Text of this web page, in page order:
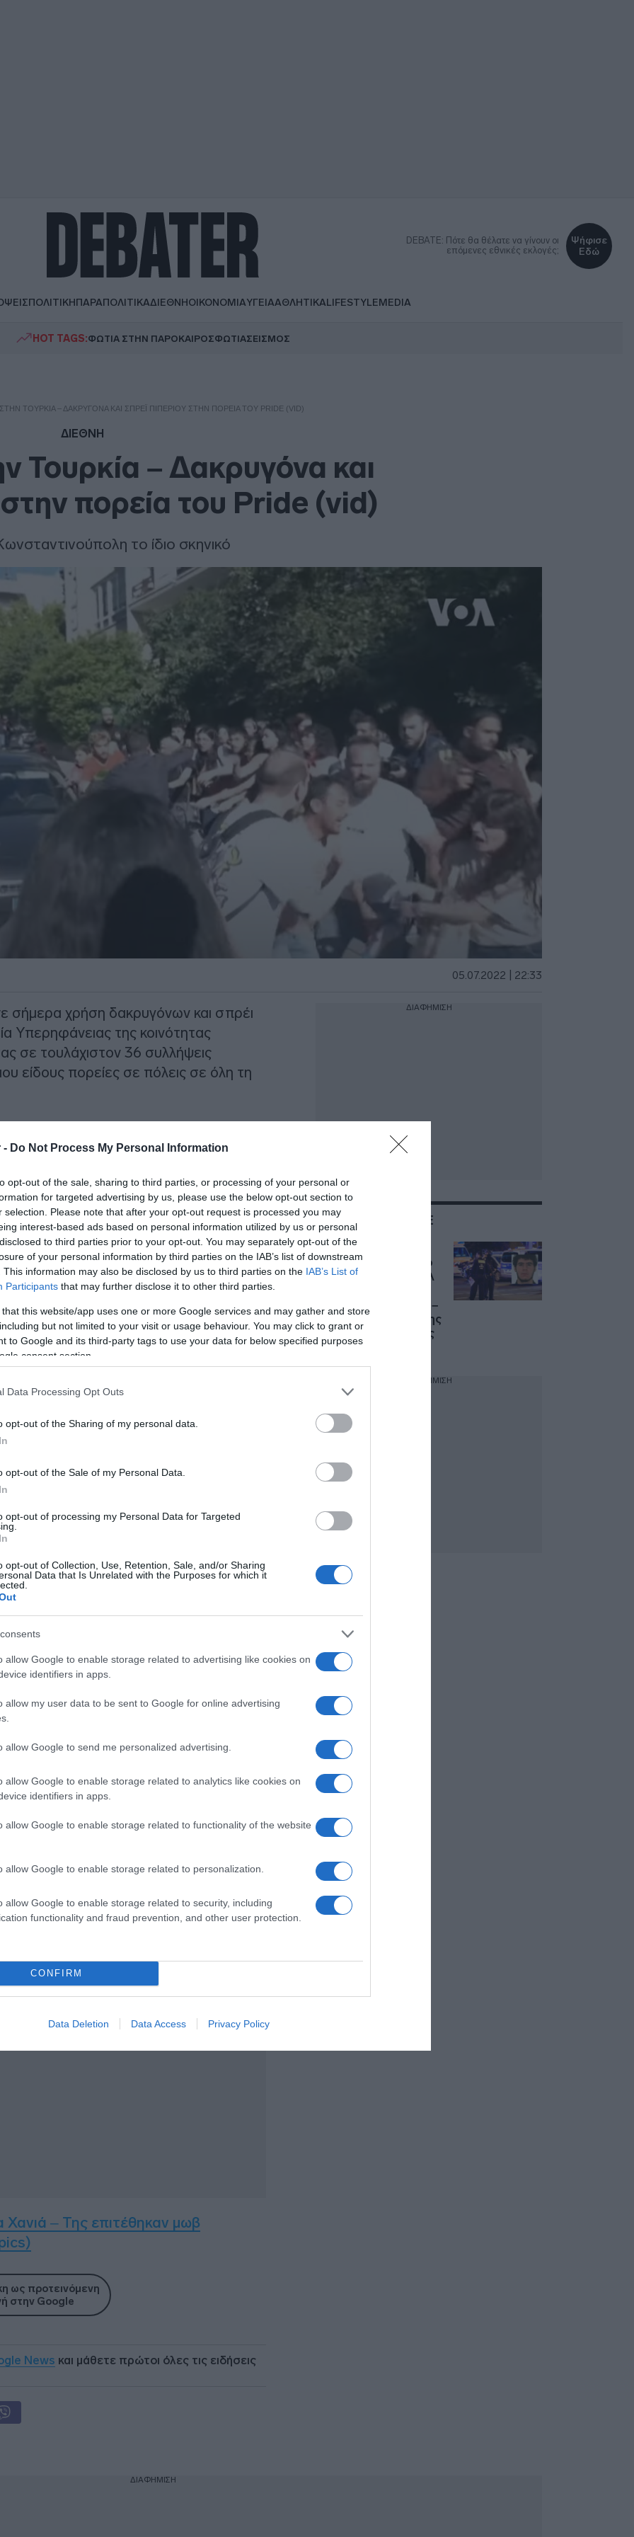
- Do Not Process My Personal Information
opt-out of the sale, sharing to third parties, or processing of your personal or
for targeted advertising by us, please use the below opt-out section to
selection. Please note that after your opt-out request is processed you may
interest-based ads based on personal information utilized by us or personal
to third parties prior to your opt-out. You may separately opt-out of the
of your personal information by third parties on the IAB’s list of downstream
This information may also be disclosed by us to third parties on the IAB’s List of
Participants that may further disclose it to other third parties.
that this website/app uses one or more Google services and may gather and store
but not limited to your visit or usage behaviour. You may click to grant or
to Google and its third-party tags to use your data for below specified purposes
consent section.
Data Processing Opt Outs
opt-out of the Sharing of my personal data.
opt-out of the Sale of my Personal Data.
opt-out of processing my Personal Data for Targeted
opt-out of Collection, Use, Retention, Sale, and/or Sharing
Data that Is Unrelated with the Purposes for which it
allow Google to enable storage related to advertising like cookies on
identifiers in apps.
allow my user data to be sent to Google for online advertising
allow Google to send me personalized advertising.
allow Google to enable storage related to analytics like cookies on
identifiers in apps.
allow Google to enable storage related to functionality of the website
allow Google to enable storage related to personalization.
allow Google to enable storage related to security, including
functionality and fraud prevention, and other user protection.
CONFIRM
Data Deletion Data Access Privacy Policy
DEBATE: Πότε θα θέλατε να γίνουν οι
επόμενες εθνικές εκλογές;
Ψήφισε
Εδώ
ΠΟΛΙΤΙΚΗΠΑΡΑΠΟΛΙΤΙΚΑΔΙΕΘΝΗΟΙΚΟΝΟΜΙΑΥΓΕΙΑΑΘΛΗΤΙΚΑLIFESTYLEMEDIA
HOT TAGS:ΦΩΤΙΑ ΣΤΗΝ ΠΑΡΟΚΑΙΡΟΣΦΩΤΙΑΣΕΙΣΜΟΣ
ΤΟΥΡΚΊΑ – ΔΑΚΡΥΓΌΝΑ ΚΑΙ ΣΠΡΈΙ ΠΙΠΕΡΙΟΎ ΣΤΗΝ ΠΟΡΕΊΑ ΤΟΥ PRIDE (VID)
ΔΙΕΘΝΗ
Τουρκία – Δακρυγόνα και
πορεία του Pride (vid)
το ίδιο σκηνικό
05.07.2022 | 22:33
σήμερα χρήση δακρυγόνων και σπρέι
Υπερηφάνειας της κοινότητας
σε τουλάχιστον 36 συλλήψεις
είδους πορείες σε πόλεις σε όλη τη
να ρίχνουν σπρέι πιπεριού
έδαφος πριν τους περάσουν
της αστυνομίας.
που έχει την έδρα της στην
συνελήφθησαν.
η αστυνομία διέλυσε μια
και έθεσε υπό κράτηση
στις ετήσιες πορείες
την κύρια λεωφόρο της
χρόνια η κυβέρνηση υπό τον
καταβολών Κόμμα του
σκληρύνει τη στάση της για τα
Τουρκία, αλλά η εχθρότητα προς
αστυνομική καταστολή στις
και πιο σκληρή με την πάροδο των
μια ισορροπημένη σχέση με το
Χανιά – Της επιτέθηκαν μωβ
ως προτεινόμενη
στην Google
News και μάθετε πρώτοι όλες τις ειδήσεις
ΔΙΑΦΗΜΙΣΗ
ΣΧΕΤΙΚΑ ΜΕ:PRIDE
Μακελειό σε
παρέλαση pride στο
Βερολίνο: Το προφίλ
φερόμενου δράστη –
Γερμανός λιβανέζικης
καταγωγής και μέλος
του ISIS
ΔΙΑΦΗΜΙΣΗ
ΔΙΑΦΗΜΙΣΗ